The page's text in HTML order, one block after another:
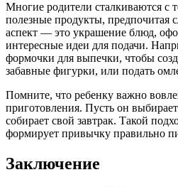
Многие родители сталкиваются с
полезные продукты, предпочитая
аспект — это украшение блюд,
интересные идеи для подачи.
формочки для выпечки, чтобы
забавные фигурки, или подать
Помните, что ребенку важно
приготовления. Пусть он
собирает свой завтрак. Такой
формирует привычку правильно
Заключение